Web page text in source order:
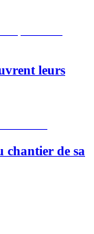
leurs
chantier de sa